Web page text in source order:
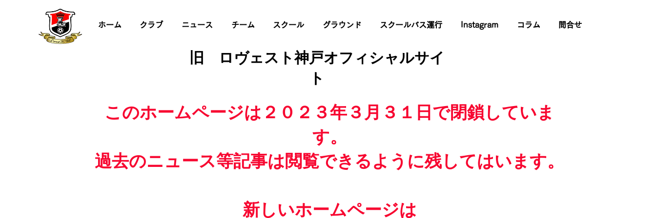
ホーム クラブ ニュース チーム スクール グラウンド スクールバス運行 Instagram コラム 問合せ
旧 ロヴェスト神戸オフィシャルサイ
ト
このホームページは２０２３年３月３１日で閉鎖していま
す。
過去のニュース等記事は閲覧できるように残してはいます。
新しいホームページは